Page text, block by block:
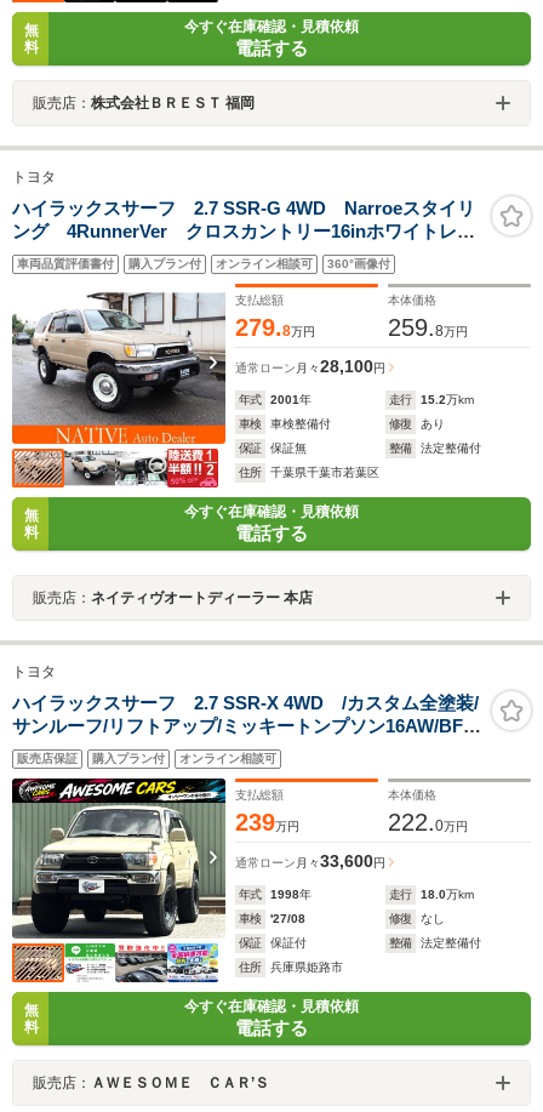
無
料
今すぐ在庫確認・見積依頼
電話する
販売店： 株式会社ＢＲＥＳＴ 福岡
トヨタ
ハイラックスサーフ 2.7 SSR-G 4WD Narroeスタイリ
ング 4RunnerVer クロスカントリー16inホワイトレタ
ータイヤ リフトアップ LEDヘッドライト TOYOTA
フェイス 北米コーナー ナビ地デジ ETC Bカメラ
黒革調シートカバー
車両品質評価書付 購入プラン付 オンライン相談可 360°画像付
支払総額
279.8万円
本体価格
259.8万円
通常ローン 月々28,100円
年式 2001年 走行 15.2万km
車検
車検整備付 修復
あり
保証
保証無 整備
法定整備付
住所
千葉県千葉市若葉区
無
料
今すぐ在庫確認・見積依頼
電話する
販売店： ネイティヴオートディーラー 本店
トヨタ
ハイラックスサーフ 2.7 SSR-X 4WD /カスタム全塗装/
サンルーフ/リフトアップ/ミッキートンプソン16AW/BFグ
ッドリッチATタイヤ/オーバーフェンダー/背面タイヤ/フ
ルセグナビ/Bluetooth/DVD再生/ETC/
販売店保証 購入プラン付 オンライン相談可
支払総額
239万円
本体価格
222.0万円
通常ローン 月々33,600円
年式 1998年 走行 18.0万km
車検
'27/08 修復
なし
保証
保証付 整備
法定整備付
住所
兵庫県姫路市
無
料
今すぐ在庫確認・見積依頼
電話する
販売店： ＡＷＥＳＯＭＥ ＣＡＲ’Ｓ